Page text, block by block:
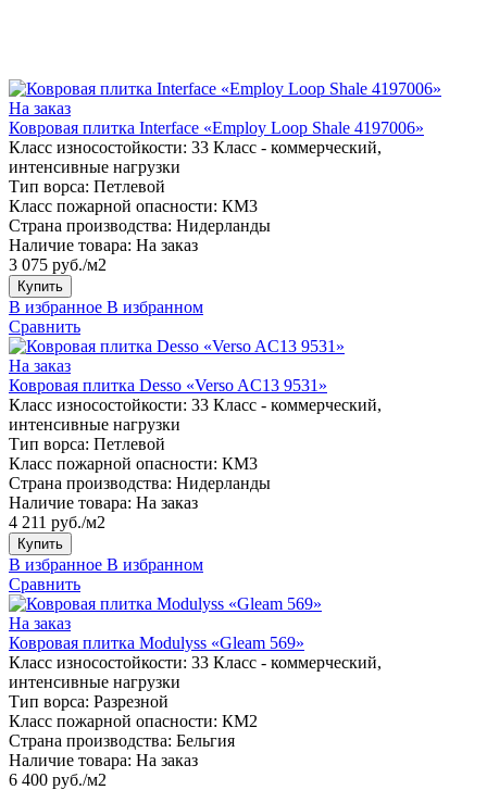
На заказ
Ковровая плитка Interface «Employ Loop Shale 4197006»
Класс износостойкости: 33 Класс - коммерческий,
интенсивные нагрузки
Тип ворса: Петлевой
Класс пожарной опасности: КМ3
Страна производства: Нидерланды
Наличие товара: На заказ
3 075 руб./м2
Купить
В избранное В избранном
Сравнить
На заказ
Ковровая плитка Desso «Verso AC13 9531»
Класс износостойкости: 33 Класс - коммерческий,
интенсивные нагрузки
Тип ворса: Петлевой
Класс пожарной опасности: КМ3
Страна производства: Нидерланды
Наличие товара: На заказ
4 211 руб./м2
Купить
В избранное В избранном
Сравнить
На заказ
Ковровая плитка Modulyss «Gleam 569»
Класс износостойкости: 33 Класс - коммерческий,
интенсивные нагрузки
Тип ворса: Разрезной
Класс пожарной опасности: КМ2
Страна производства: Бельгия
Наличие товара: На заказ
6 400 руб./м2